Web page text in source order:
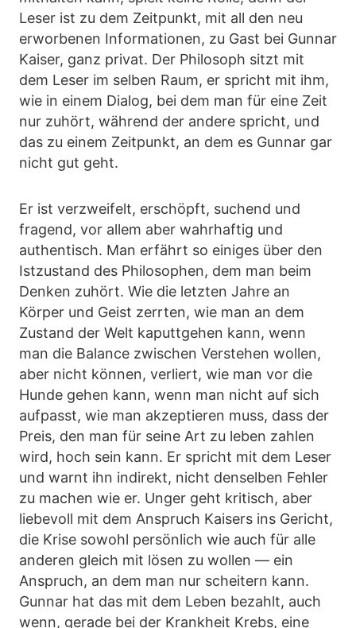
Leser ist zu dem Zeitpunkt, mit all den neu
erworbenen Informationen, zu Gast bei Gunnar
Kaiser, ganz privat. Der Philosoph sitzt mit
dem Leser im selben Raum, er spricht mit ihm,
wie in einem Dialog, bei dem man für eine Zeit
nur zuhört, während der andere spricht, und
das zu einem Zeitpunkt, an dem es Gunnar gar
nicht gut geht.
Er ist verzweifelt, erschöpft, suchend und
fragend, vor allem aber wahrhaftig und
authentisch. Man erfährt so einiges über den
Istzustand des Philosophen, dem man beim
Denken zuhört. Wie die letzten Jahre an
Körper und Geist zerrten, wie man an dem
Zustand der Welt kaputtgehen kann, wenn
man die Balance zwischen Verstehen wollen,
aber nicht können, verliert, wie man vor die
Hunde gehen kann, wenn man nicht auf sich
aufpasst, wie man akzeptieren muss, dass der
Preis, den man für seine Art zu leben zahlen
wird, hoch sein kann. Er spricht mit dem Leser
und warnt ihn indirekt, nicht denselben Fehler
zu machen wie er. Unger geht kritisch, aber
liebevoll mit dem Anspruch Kaisers ins Gericht,
die Krise sowohl persönlich wie auch für alle
anderen gleich mit lösen zu wollen — ein
Anspruch, an dem man nur scheitern kann.
Gunnar hat das mit dem Leben bezahlt, auch
wenn, gerade bei der Krankheit Krebs, eine